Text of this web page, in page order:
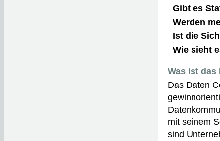
Gibt es
Werden
Ist die
Wie sieht
Was ist das
Das Daten
mit seinem
sind